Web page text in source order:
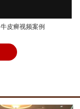
獥
牛皮癣视频案例